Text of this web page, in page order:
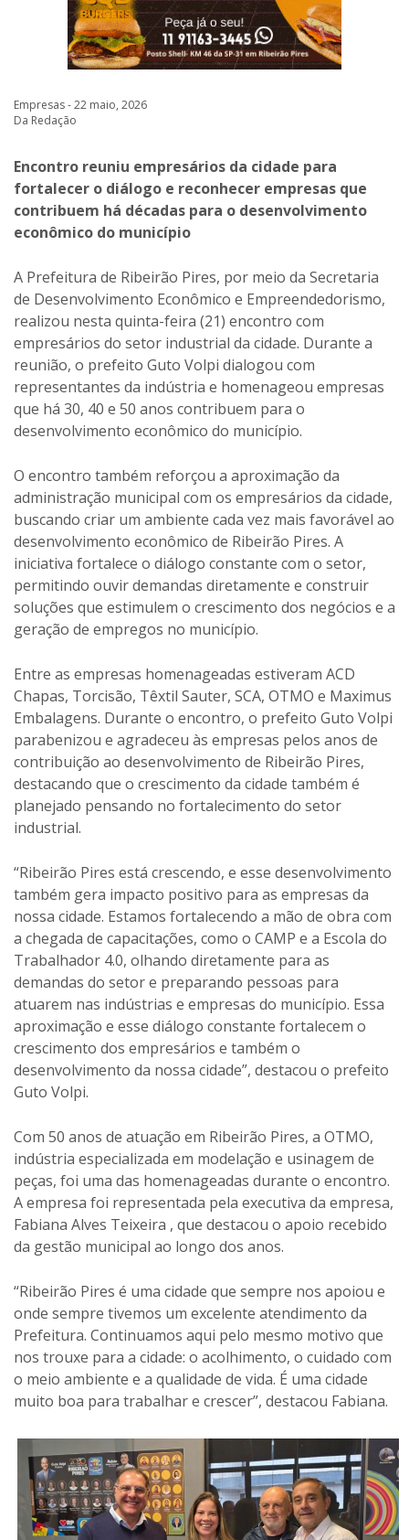
Empresas - 22 maio, 2026
Da Redação
Encontro reuniu empresários da cidade para
fortalecer o diálogo e reconhecer empresas que
contribuem há décadas para o desenvolvimento
econômico do município
A Prefeitura de Ribeirão Pires, por meio da Secretaria
de Desenvolvimento Econômico e Empreendedorismo,
realizou nesta quinta-feira (21) encontro com
empresários do setor industrial da cidade. Durante a
reunião, o prefeito Guto Volpi dialogou com
representantes da indústria e homenageou empresas
que há 30, 40 e 50 anos contribuem para o
desenvolvimento econômico do município.
O encontro também reforçou a aproximação da
administração municipal com os empresários da cidade,
buscando criar um ambiente cada vez mais favorável ao
desenvolvimento econômico de Ribeirão Pires. A
iniciativa fortalece o diálogo constante com o setor,
permitindo ouvir demandas diretamente e construir
soluções que estimulem o crescimento dos negócios e a
geração de empregos no município.
Entre as empresas homenageadas estiveram ACD
Chapas, Torcisão, Têxtil Sauter, SCA, OTMO e Maximus
Embalagens. Durante o encontro, o prefeito Guto Volpi
parabenizou e agradeceu às empresas pelos anos de
contribuição ao desenvolvimento de Ribeirão Pires,
destacando que o crescimento da cidade também é
planejado pensando no fortalecimento do setor
industrial.
“Ribeirão Pires está crescendo, e esse desenvolvimento
também gera impacto positivo para as empresas da
nossa cidade. Estamos fortalecendo a mão de obra com
a chegada de capacitações, como o CAMP e a Escola do
Trabalhador 4.0, olhando diretamente para as
demandas do setor e preparando pessoas para
atuarem nas indústrias e empresas do município. Essa
aproximação e esse diálogo constante fortalecem o
crescimento dos empresários e também o
desenvolvimento da nossa cidade”, destacou o prefeito
Guto Volpi.
Com 50 anos de atuação em Ribeirão Pires, a OTMO,
indústria especializada em modelação e usinagem de
peças, foi uma das homenageadas durante o encontro.
A empresa foi representada pela executiva da empresa,
Fabiana Alves Teixeira , que destacou o apoio recebido
da gestão municipal ao longo dos anos.
“Ribeirão Pires é uma cidade que sempre nos apoiou e
onde sempre tivemos um excelente atendimento da
Prefeitura. Continuamos aqui pelo mesmo motivo que
nos trouxe para a cidade: o acolhimento, o cuidado com
o meio ambiente e a qualidade de vida. É uma cidade
muito boa para trabalhar e crescer”, destacou Fabiana.